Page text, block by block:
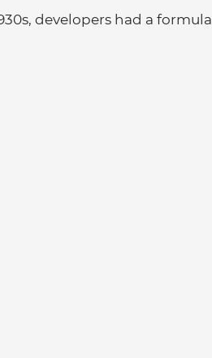
developers had a